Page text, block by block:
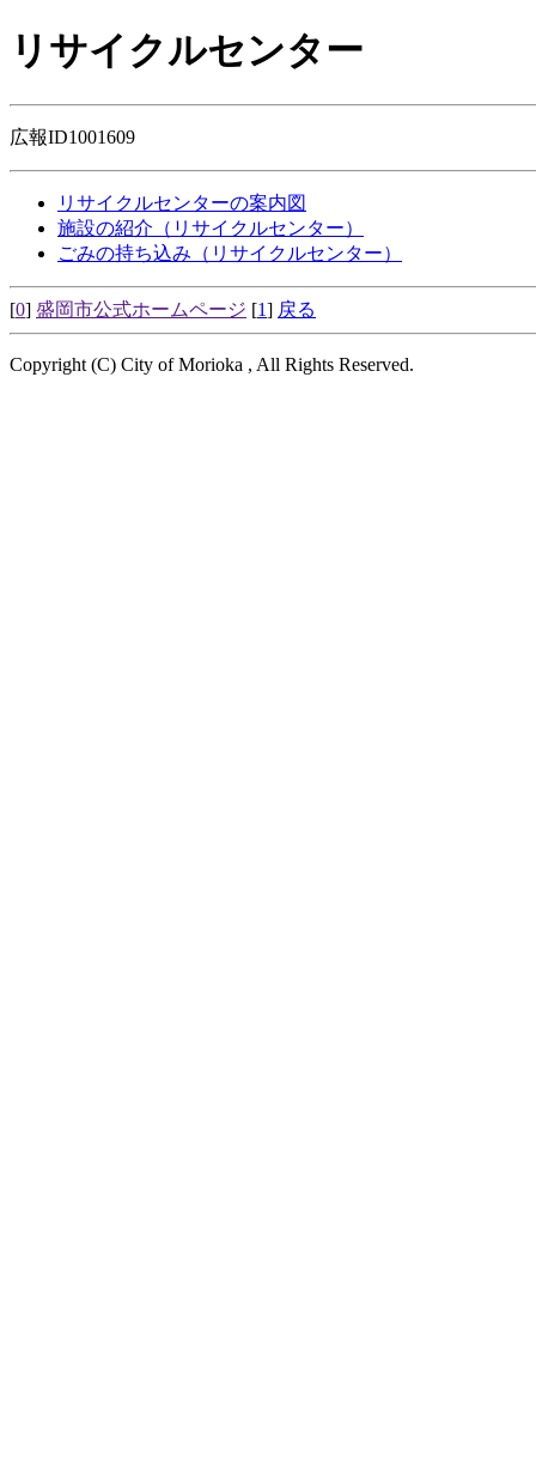
リサイクルセンター
広報ID1001609
リサイクルセンターの案内図
施設の紹介（リサイクルセンター）
ごみの持ち込み（リサイクルセンター）
[0] 盛岡市公式ホームページ [1] 戻る
Copyright (C) City of Morioka , All Rights Reserved.